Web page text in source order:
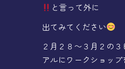
と言って外に
出てみてください
２月２８〜３月２の
アルにワークショップ